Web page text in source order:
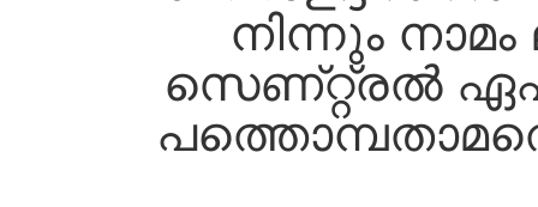
നിന്നും
സെണ്റ്റ്രല്‍